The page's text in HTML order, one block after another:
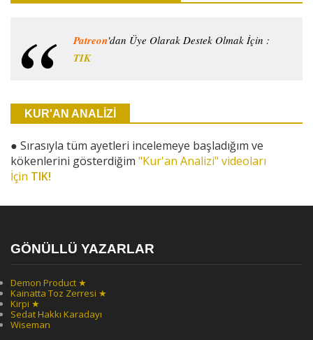
Patreon'dan Üye Olarak Destek Olmak İçin :
TIK
KUR'AN ANALİZİ
● Sırasıyla tüm ayetleri incelemeye başladığım ve
kökenlerini gösterdiğim "Kur'an Analizi" videoları
İçin TIK!
GÖNÜLLÜ YAZARLAR
Demon Product ★
Kainatta Toz Zerresi ★
Kirpi ★
Sedat Hakkı Karadayı
Wiseman